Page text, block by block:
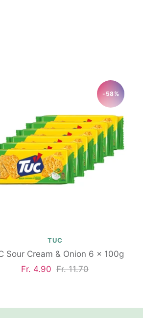
-58%
TUC
Sour Cream & Onion 6 x 100g
Angebotspreis
Fr. 4.90 Regulärer
Fr. 11.70